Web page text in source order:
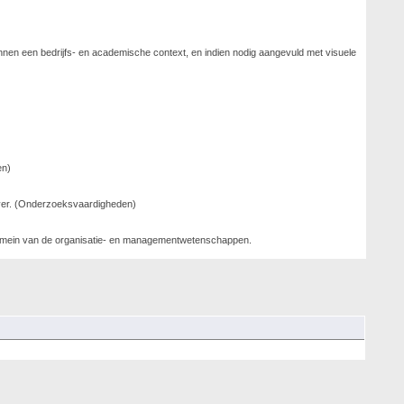
een bedrijfs- en academische context, en indien nodig aangevuld met visuele
(Onderzoeksvaardigheden)
van de organisatie- en managementwetenschappen.